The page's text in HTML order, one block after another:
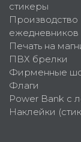
стикеры
Производство
ежедневников
Печать на
ПВХ брелки
Фирменные
Флаги
Power Bank с
Наклейки